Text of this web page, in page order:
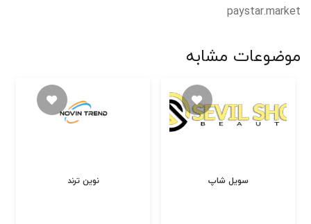
paystar.market
موضوعات مشابه
نوین ترند سویل شاپ